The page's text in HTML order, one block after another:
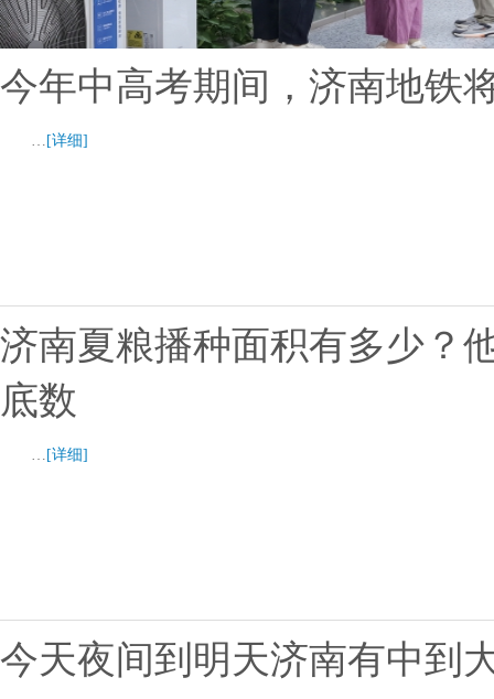
今年中高考期间，济南地铁
… [详细]
济南夏粮播种面积有多少？
底数
… [详细]
今天夜间到明天济南有中到